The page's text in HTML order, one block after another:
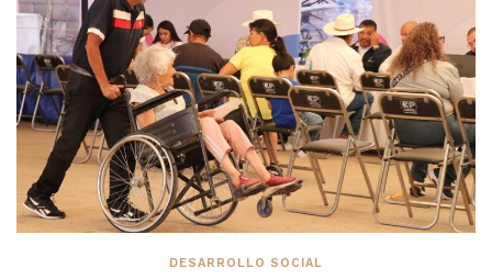
DESARROLLO SOCIAL